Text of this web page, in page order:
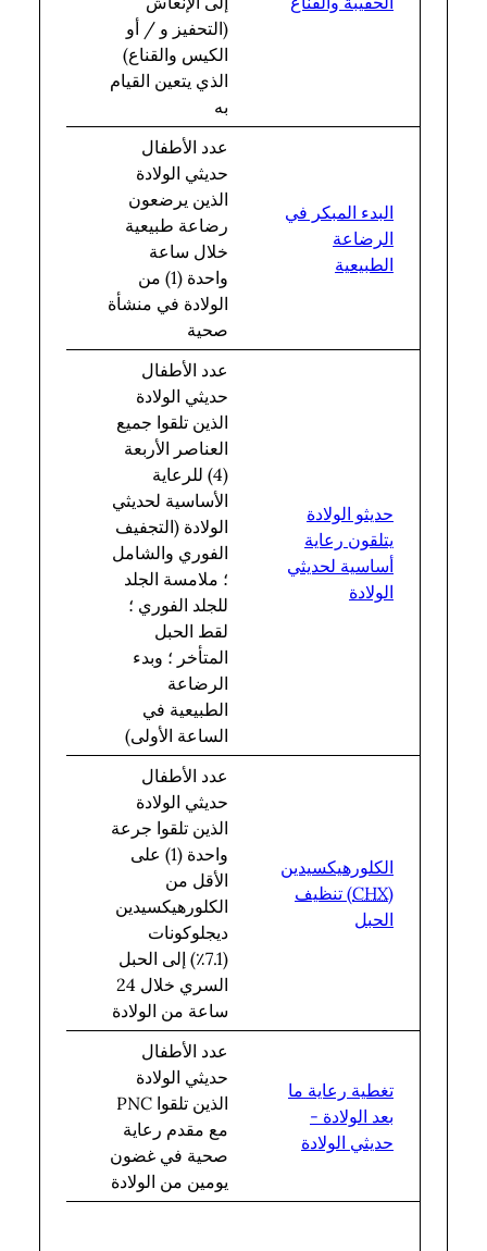
(التحفيز و / أو
الكيس والقناع)
الذي يتعين القيام
به
البدء المبكر في
الرضاعة
الطبيعية
عدد الأطفال
حديثي الولادة
الذين يرضعون
رضاعة طبيعية
خلال ساعة
واحدة (1) من
الولادة في منشأة
صحية
حديثو الولادة
يتلقون رعاية
أساسية لحديثي
الولادة
عدد الأطفال
حديثي الولادة
الذين تلقوا جميع
العناصر الأربعة
(4) للرعاية
الأساسية لحديثي
الولادة (التجفيف
الفوري والشامل
؛ ملامسة الجلد
للجلد الفوري ؛
لقط الحبل
المتأخر ؛ وبدء
الرضاعة
الطبيعية في
الساعة الأولى)
الكلورهيكسيدين
(
CHX) تنظيف
الحبل
عدد الأطفال
حديثي الولادة
الذين تلقوا جرعة
واحدة (1) على
الأقل من
الكلورهيكسيدين
ديجلوكونات
(7.1٪) إلى الحبل
السري خلال 24
ساعة من الولادة
تغطية رعاية ما
بعد الولادة -
حديثي الولادة
عدد الأطفال
حديثي الولادة
الذين تلقوا PNC
مع مقدم رعاية
صحية في غضون
يومين من الولادة